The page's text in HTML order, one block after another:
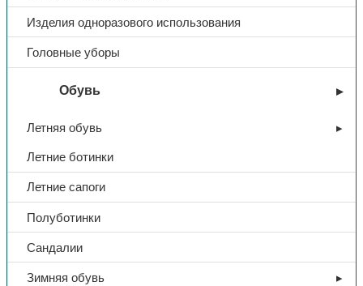
Изделия одноразового использования
Головные уборы
Обувь
Летняя обувь
Летние ботинки
Летние сапоги
Полуботинки
Сандалии
Зимняя обувь